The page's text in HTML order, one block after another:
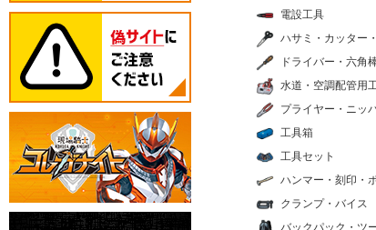
電設工具
ハサミ・カッター
ドライバー・六角
水道・空調配管用
プライヤー・ニッ
工具箱
工具セット
ハンマー・刻印・
クランプ・バイス